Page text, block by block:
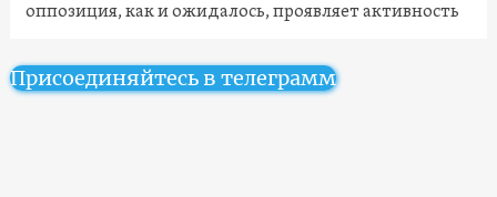
оппозиция, как и ожидалось, проявляет активность
Присоединяйтесь в телеграмм